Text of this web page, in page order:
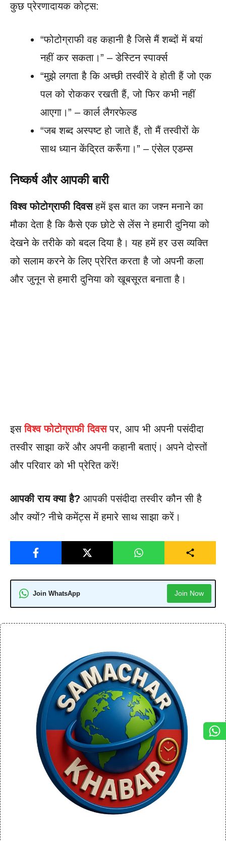
कुछ प्रेरणादायक कोट्स:
“फोटोग्राफी वह कहानी है जिसे मैं शब्दों में बयां
नहीं कर सकता।” – डेस्टिन स्पार्क्स
“मुझे लगता है कि अच्छी तस्वीरें वे होती हैं जो एक
पल को रोककर रखती हैं, जो फिर कभी नहीं
आएगा।” – कार्ल लैगरफेल्ड
“जब शब्द अस्पष्ट हो जाते हैं, तो मैं तस्वीरों के
साथ ध्यान केंद्रित करूँगा।” – एंसेल एडम्स
निष्कर्ष और आपकी बारी
विश्व फोटोग्राफी दिवसहमें इस बात का जश्न मनाने का
मौका देता है कि कैसे एक छोटे से लेंस ने हमारी दुनिया को
देखने के तरीके को बदल दिया है। यह हमें हर उस व्यक्ति
को सलाम करने के लिए प्रेरित करता है जो अपनी कला
और जुनून से हमारी दुनिया को खूबसूरत बनाता है।
इसविश्व फोटोग्राफी दिवसपर, आप भी अपनी पसंदीदा
तस्वीर साझा करें और अपनी कहानी बताएं। अपने दोस्तों
और परिवार को भी प्रेरित करें!
आपकी राय क्या है? आपकी पसंदीदा तस्वीर कौन सी है
और क्यों? नीचे कमेंट्स में हमारे साथ साझा करें।
Join WhatsApp Join Now